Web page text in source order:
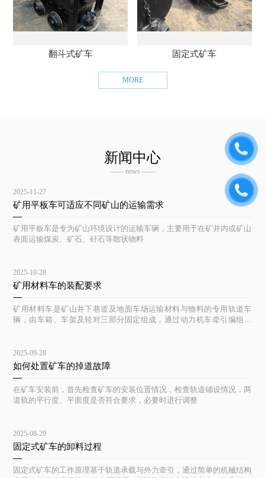
翻斗式矿车 固定式矿车
MORE
新闻中心
—— news ——
2025-11-27
矿用平板车可适应不同矿山的运输需求
矿用平板车是专为矿山环境设计的运输车辆，主要用于在矿井内或矿山
表面运输煤炭、矿石、矸石等散状物料
2025-10-28
矿用材料车的装配要求
矿用材料车是矿山井下巷道及地面车场运输材料与物料的专用轨道车
辆，由车箱、车架及轮对三部分固定组成，通过动力机车牵引编组运
2025-09-28
如何处置矿车的掉道故障
在矿车安装前，首先检查矿车的安装位置情况，检查轨道铺设情况，两
道轨的平行度、平面度是否符合要求，必要时进行调整
2025-08-29
固定式矿车的卸料过程
固定式矿车的工作原理基于轨道承载与外力牵引，通过简单的机械结构